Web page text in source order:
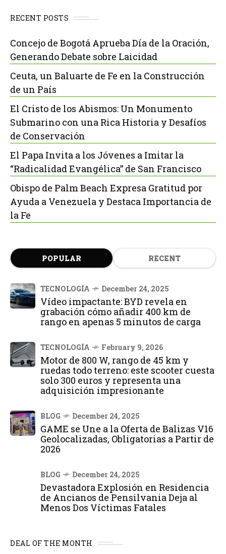
RECENT POSTS
Concejo de Bogotá Aprueba Día de la Oración,
Generando Debate sobre Laicidad
Ceuta, un Baluarte de Fe en la Construcción
de un País
El Cristo de los Abismos: Un Monumento
Submarino con una Rica Historia y Desafíos
de Conservación
El Papa Invita a los Jóvenes a Imitar la
“Radicalidad Evangélica” de San Francisco
Obispo de Palm Beach Expresa Gratitud por
Ayuda a Venezuela y Destaca Importancia de
la Fe
POPULAR RECENT
TECNOLOGÍA December 24, 2025
Vídeo impactante: BYD revela en
grabación cómo añadir 400 km de
rango en apenas 5 minutos de carga
TECNOLOGÍA February 9, 2026
Motor de 800 W, rango de 45 km y
ruedas todo terreno: este scooter cuesta
solo 300 euros y representa una
adquisición impresionante
BLOG December 24, 2025
GAME se Une a la Oferta de Balizas V16
Geolocalizadas, Obligatorias a Partir de
2026
BLOG December 24, 2025
Devastadora Explosión en Residencia
de Ancianos de Pensilvania Deja al
Menos Dos Víctimas Fatales
DEAL OF THE MONTH